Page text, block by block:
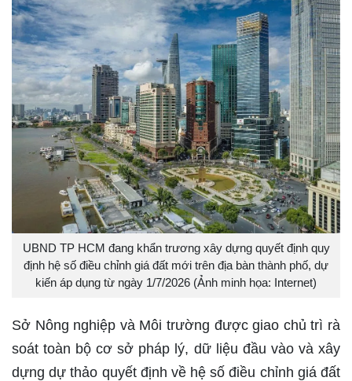
UBND TP HCM đang khẩn trương xây dựng quyết định quy
định hệ số điều chỉnh giá đất mới trên địa bàn thành phố, dự
kiến áp dụng từ ngày 1/7/2026 (Ảnh minh họa: Internet)
Sở Nông nghiệp và Môi trường được giao chủ trì rà
soát toàn bộ cơ sở pháp lý, dữ liệu đầu vào và xây
dựng dự thảo quyết định về hệ số điều chỉnh giá đất